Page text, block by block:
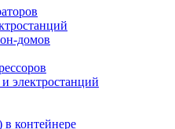
домов
электростанций
контейнере